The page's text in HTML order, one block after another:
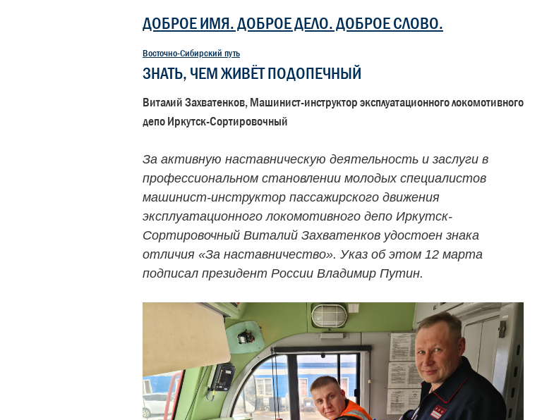
ДОБРОЕ ИМЯ. ДОБРОЕ ДЕЛО. ДОБРОЕ СЛОВО.
Восточно-Сибирский путь
ЗНАТЬ, ЧЕМ ЖИВЁТ ПОДОПЕЧНЫЙ
Виталий Захватенков, Машинист-инструктор эксплуатационного локомотивного
депо Иркутск-Сортировочный
За активную наставническую деятельность и заслуги в
профессиональном становлении молодых специалистов
машинист-инструктор пассажирского движения
эксплуатационного локомотивного депо Иркутск-
Сортировочный Виталий Захватенков удостоен знака
отличия «За наставничество». Указ об этом 12 марта
подписал президент России Владимир Путин.